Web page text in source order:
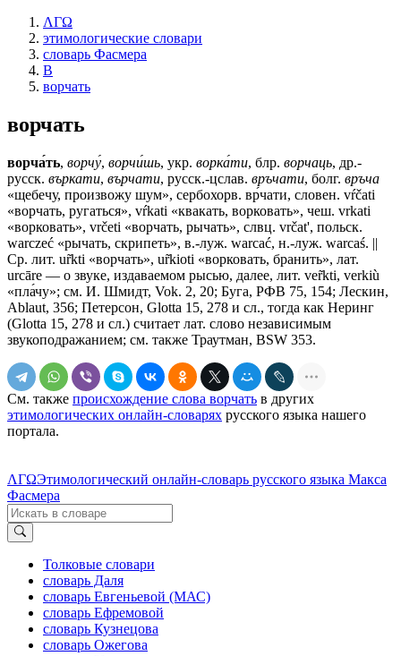
ΛΓΩ
этимологические словари
словарь Фасмера
В
ворчать
ворчать
ворча́ть, ворчу́, ворчи́шь, укр. ворка́ти, блр. ворчаць, др.-
русск. въркати, върчати, русск.-цслав. връчати, болг. връча
«щебечу, произвожу шум», сербохорв. вр́чати, словен. vŕčati
«ворчать, ругаться», vŕkati «квакать, ворковать», чеш. vrkati
«ворковать», vrčeti «ворчать, рычать», слвц. vrčat', польск.
warczeć «рычать, скрипеть», в.-луж. warcać, н.-луж. warcaś. ||
Ср. лит. ur̃kti «ворчать», ur̃kioti «ворковать, бранить», лат.
urcāre — о звуке, издаваемом рысью, далее, лит. ver̃kti, verkiù
«пла́чу»; см. И. Шмидт, Vok. 2, 20; Буга, РФВ 75, 154; Лескин,
Ablaut, 356; Петерсон, Glotta 15, 278 и сл., тогда как Неринг
(Glotta 15, 278 и сл.) считает лат. слово независимым
звукоподражанием; см. также Траутман, BSW 353.
См. также происхождение слова ворчать в других
этимологических онлайн-словарях русского языка нашего
портала.
ΛΓΩЭтимологический онлайн-словарь русского языка Макса
Фасмера
Толковые словари
словарь Даля
словарь Евгеньевой (МАС)
словарь Ефремовой
словарь Кузнецова
словарь Ожегова